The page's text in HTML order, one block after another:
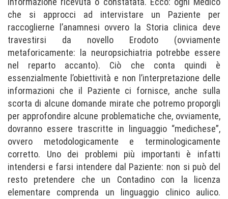
che si approcci ad intervistare un Paziente per
raccoglierne l’anamnesi ovvero la Storia clinica deve
travestirsi da novello Erodoto (ovviamente
metaforicamente: la neuropsichiatria potrebbe essere
nel reparto accanto). Ciò che conta quindi è
essenzialmente l’obiettività e non l’interpretazione delle
informazioni che il Paziente ci fornisce, anche sulla
scorta di alcune domande mirate che potremo proporgli
per approfondire alcune problematiche che, ovviamente,
dovranno essere trascritte in linguaggio “medichese”,
ovvero metodologicamente e terminologicamente
corretto. Uno dei problemi più importanti è infatti
intendersi e farsi intendere dal Paziente: non si può del
resto pretendere che un Contadino con la licenza
elementare comprenda un linguaggio clinico aulico.